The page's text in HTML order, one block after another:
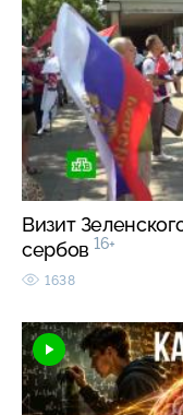
Визит
сербов 16+
1638